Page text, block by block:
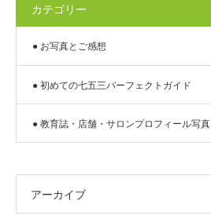
カテゴリー
● お写真とご感想
● 初めての七五三パーフェクトガイド
● 教育誌・店舗・サロンプロフィール写真
アーカイブ